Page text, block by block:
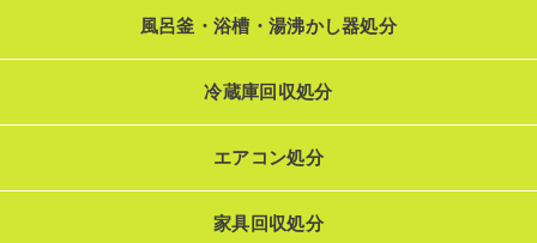
風呂釜・浴槽・湯沸かし器処分
冷蔵庫回収処分
エアコン処分
家具回収処分